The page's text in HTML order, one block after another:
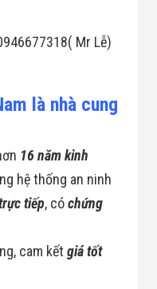
Mr Lễ)
là nhà cung
16 năm kinh
hệ thống an ninh
tiếp, cóchứng
cam kếtgiá tốt